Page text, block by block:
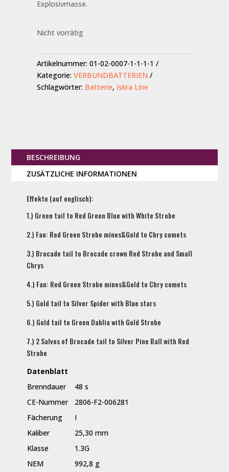
Explosivmasse.
Nicht vorrätig
Artikelnummer:01-02-0007-1-1-1-1
Kategorie:VERBUNDBATTERIEN
Schlagwörter: Batterie, Iskra Line
BESCHREIBUNG
ZUSÄTZLICHE INFORMATIONEN
Effekte (auf englisch):
1.) Green tail to Red Green Blue with White Strobe
2.) Fan: Red Green Strobe mines&Gold to Chry comets
3.) Brocade tail to Brocade crown Red Strobe and Small
Chrys
4.) Fan: Red Green Strobe mines&Gold to Chry comets
5.) Gold tail to Silver Spider with Blue stars
6.) Gold tail to Green Dahlia with Gold Strobe
7.) 2 Salvos of Brocade tail to Silver Pine Ball with Red
Strobe
Datenblatt
Brenndauer
48 s
CE-Nummer
2806-F2-006281
Fächerung
I
Kaliber
25,30 mm
Klasse
1.3G
NEM
992,8 g